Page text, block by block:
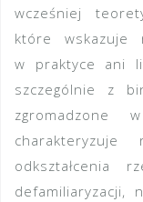
wcześniej
które wskazuje
w praktyce ani
szczególnie z
charakteryzuje
odkształcenia
defamiliaryzacji,